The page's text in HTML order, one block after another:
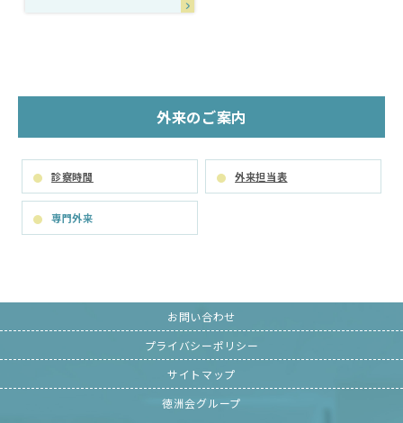
外来のご案内
診察時間 外来担当表
専門外来
お問い合わせ
プライバシーポリシー
サイトマップ
徳洲会グループ